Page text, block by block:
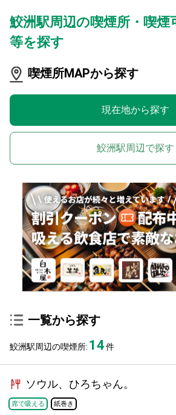
鮫洲駅周辺の喫煙所・喫煙
等を探す
喫煙所MAPから探す
現在地から探す
鮫洲駅周辺で探す
一覧から探す
鮫洲駅周辺の喫煙所: 14件
ソウル、ひろちゃん。
席で吸える 紙巻き